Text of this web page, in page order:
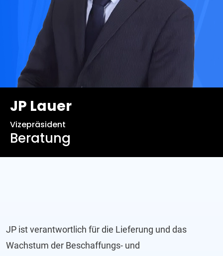
JP Lauer
Vizepräsident
Beratung
JP ist verantwortlich für die Lieferung und das
Wachstum der Beschaffungs- und